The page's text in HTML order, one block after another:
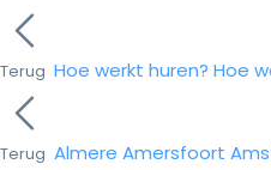
Terug Hoe werkt huren? Hoe
Terug Almere Amersfoort